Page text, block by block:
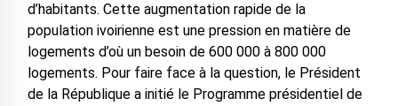
d’habitants. Cette augmentation rapide de la
population ivoirienne est une pression en matière de
logements d’où un besoin de 600 000 à 800 000
logements. Pour faire face à la question, le Président
de la République a initié le Programme présidentiel de